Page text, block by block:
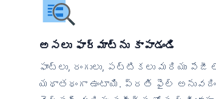
అసలు ఫార్మాట్‌ను కాపాడండి
ఫాంట్లు, రంగులు, పట్టికలు మరియు పేజీ
యథాతథంగా ఉంటాయి. ప్రతి ఫైల్